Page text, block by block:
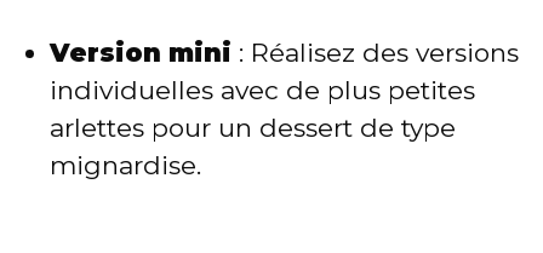
Version mini : Réalisez des versions
individuelles avec de plus petites
arlettes pour un dessert de type
mignardise.